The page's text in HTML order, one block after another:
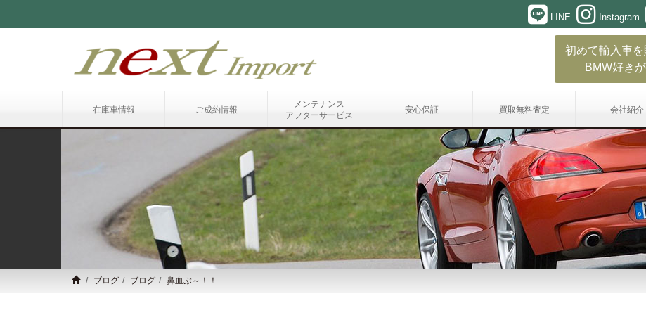
LINE Instagram
初めて輸入車
BMW好き
在庫車情報 ご成約情報
メンテナンス
アフターサービス
安心保証 買取無料査定 会社紹介
ブログ ブログ 鼻血ぶ～！！